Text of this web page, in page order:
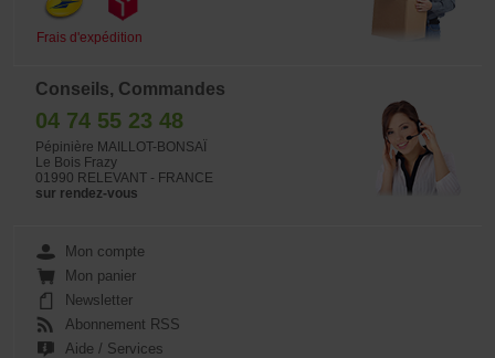
Frais d'expédition
Conseils, Commandes
04 74 55 23 48
Pépinière MAILLOT-BONSAÏ
Le Bois Frazy
01990 RELEVANT - FRANCE
sur rendez-vous
Mon compte
Mon panier
Newsletter
Abonnement RSS
Aide / Services